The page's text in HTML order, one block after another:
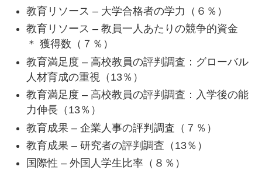
教育リソース – 大学合格者の学力（６％）
教育リソース – 教員一人あたりの競争的資金
＊ 獲得数（７％）
教育満足度 – 高校教員の評判調査：グローバル
人材育成の重視（13％）
教育満足度 – 高校教員の評判調査：入学後の能
力伸長（13％）
教育成果 – 企業人事の評判調査（７％）
教育成果 – 研究者の評判調査（13％）
国際性 – 外国人学生比率（８％）